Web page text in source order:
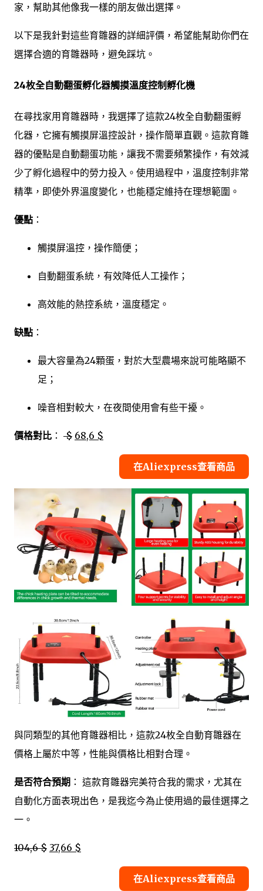
家，幫助其他像我一樣的朋友做出選擇。
以下是我針對這些育雛器的詳細評價，希望能幫助你們在
選擇合適的育雛器時，避免踩坑。
24枚全自動翻蛋孵化器觸摸溫度控制孵化機
在尋找家用育雛器時，我選擇了這款24枚全自動翻蛋孵
化器，它擁有觸摸屏溫控設計，操作簡單直觀。這款育雛
器的優點是自動翻蛋功能，讓我不需要頻繁操作，有效減
少了孵化過程中的勞力投入。使用過程中，溫度控制非常
精準，即使外界溫度變化，也能穩定維持在理想範圍。
優點 ：
觸摸屏溫控，操作簡便；
自動翻蛋系統，有效降低人工操作；
高效能的熱控系統，溫度穩定。
缺點 ：
最大容量為24顆蛋，對於大型農場來說可能略顯不
足；
噪音相對較大，在夜間使用會有些干擾。
價格對比 ： $ 68,6 $
在Aliexpress查看商品
與同類型的其他育雛器相比，這款24枚全自動育雛器在
價格上屬於中等，性能與價格比相對合理。
是否符合預期 ： 這款育雛器完美符合我的需求，尤其在
自動化方面表現出色，是我迄今為止使用過的最佳選擇之
一。
104,6 $ 37,66 $
在Aliexpress查看商品